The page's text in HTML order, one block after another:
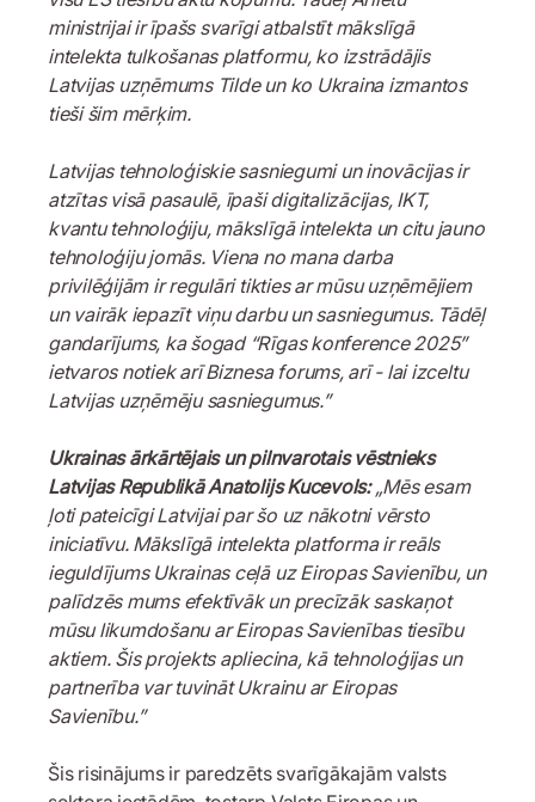
ministrijai ir īpašs svarīgi atbalstīt mākslīgā
intelekta tulkošanas platformu, ko izstrādājis
Latvijas uzņēmums Tilde un ko Ukraina izmantos
tieši šim mērķim.
Latvijas tehnoloģiskie sasniegumi un inovācijas ir
atzītas visā pasaulē, īpaši digitalizācijas, IKT,
kvantu tehnoloģiju, mākslīgā intelekta un citu jauno
tehnoloģiju jomās. Viena no mana darba
privilēģijām ir regulāri tikties ar mūsu uzņēmējiem
un vairāk iepazīt viņu darbu un sasniegumus. Tādēļ
gandarījums, ka šogad “Rīgas konference 2025”
ietvaros notiek arī Biznesa forums, arī - lai izceltu
Latvijas uzņēmēju sasniegumus.”
Ukrainas ārkārtējais un pilnvarotais vēstnieks
Latvijas Republikā Anatolijs Kucevols: „Mēs esam
ļoti pateicīgi Latvijai par šo uz nākotni vērsto
iniciatīvu. Mākslīgā intelekta platforma ir reāls
ieguldījums Ukrainas ceļā uz Eiropas Savienību, un
palīdzēs mums efektīvāk un precīzāk saskaņot
mūsu likumdošanu ar Eiropas Savienības tiesību
aktiem. Šis projekts apliecina, kā tehnoloģijas un
partnerība var tuvināt Ukrainu ar Eiropas
Savienību.”
Šis risinājums ir paredzēts svarīgākajām valsts